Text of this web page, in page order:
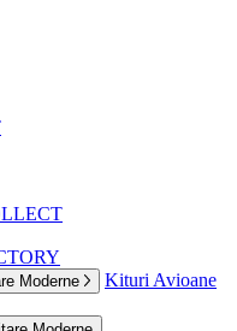
Moderne
Kituri Avioane